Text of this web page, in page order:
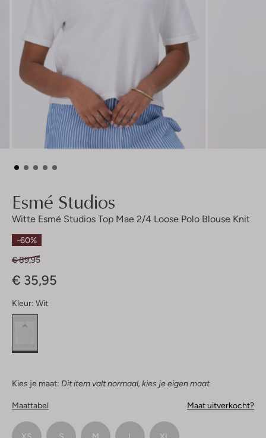
Esmé Studios
Witte Esmé Studios Top Mae 2/4 Loose Polo Blouse Knit
-60%
€ 89,95
€ 35,95
Kleur: Wit
Kies je maat: Dit item valt normaal, kies je eigen maat
Maattabel Maat uitverkocht?